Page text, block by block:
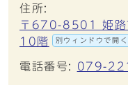
住所:
〒670-8501 姫路
10階
別ウィンドウで開く
電話番号: 079-